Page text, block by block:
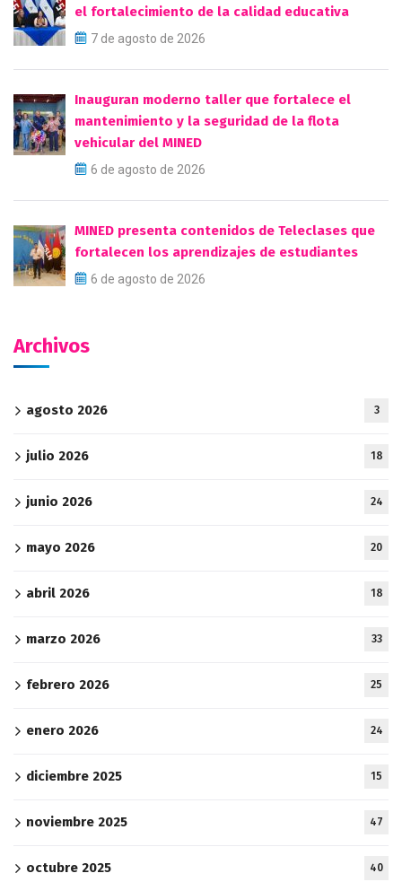
el fortalecimiento de la calidad educativa
7 de agosto de 2026
Inauguran moderno taller que fortalece el
mantenimiento y la seguridad de la flota
vehicular del MINED
6 de agosto de 2026
MINED presenta contenidos de Teleclases que
fortalecen los aprendizajes de estudiantes
6 de agosto de 2026
Archivos
agosto 2026 3
julio 2026 18
junio 2026 24
mayo 2026 20
abril 2026 18
marzo 2026 33
febrero 2026 25
enero 2026 24
diciembre 2025 15
noviembre 2025 47
octubre 2025 40